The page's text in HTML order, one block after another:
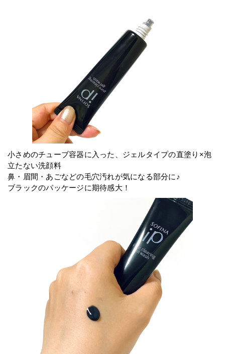
小さめのチューブ容器に入った、ジェルタイプの直塗り×泡
立たない洗顔料
鼻・眉間・あごなどの毛穴汚れが気になる部分に♪
ブラックのパッケージに期待感大！